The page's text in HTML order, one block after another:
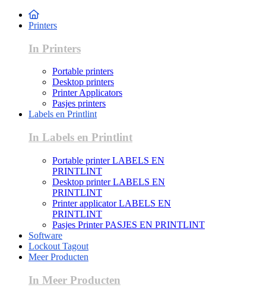
Printers
In Printers
Portable printers
Desktop printers
Printer Applicators
Pasjes printers
Labels en Printlint
In Labels en Printlint
Portable printer LABELS EN
PRINTLINT
Desktop printer LABELS EN
PRINTLINT
Printer applicator LABELS EN
PRINTLINT
Pasjes Printer PASJES EN PRINTLINT
Software
Lockout Tagout
Meer Producten
In Meer Producten